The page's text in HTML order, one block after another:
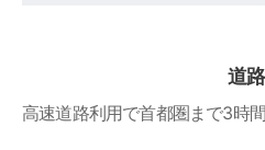
道路
高速道路利用で首都圏まで3時